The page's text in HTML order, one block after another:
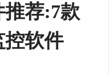
荐:7款
控软件